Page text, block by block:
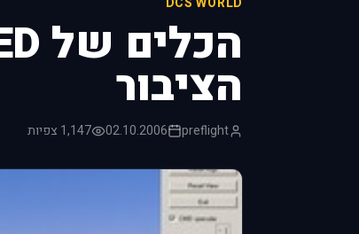
הציבור
preflight
02.10.2006 1,147 צפיות